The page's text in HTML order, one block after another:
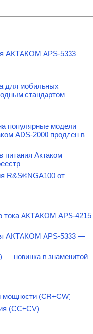
АКТАКОМ APS-5333 —
для мобильных
стандартом
популярные модели
ADS-2000 продлен в
питания Актаком
R&S®NGA100 от
тока АКТАКОМ APS-4215
АКТАКОМ APS-5333 —
— новинка в знаменитой
мощности (CR+CW)
(CC+CV)